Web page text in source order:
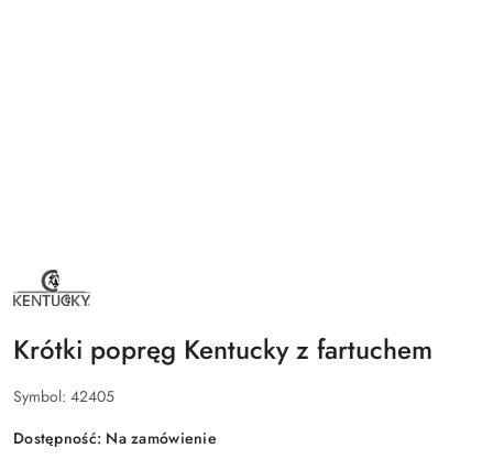
NAZWA
PRODUCENTA:
KENTUCKY
Krótki popręg Kentucky z fartuchem
Symbol: 42405
Dostępność: Na zamówienie